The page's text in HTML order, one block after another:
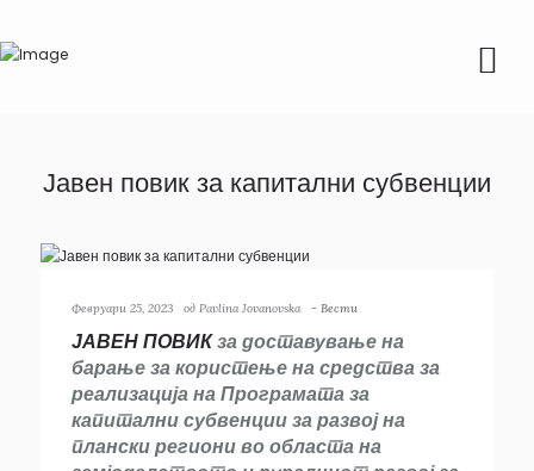
Јавен повик за капитални субвенции
Февруари 25, 2023 од Pavlina Jovanovska - Вести
ЈАВЕН ПОВИКза доставување на
барање за користење на средства за
реализација на Програмата за
капитални субвенции за развој на
плански региони во областа на